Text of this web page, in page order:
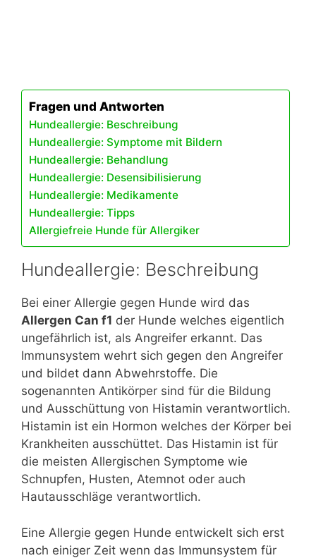
Fragen und Antworten
Hundeallergie: Beschreibung
Hundeallergie: Symptome mit Bildern
Hundeallergie: Behandlung
Hundeallergie: Desensibilisierung
Hundeallergie: Medikamente
Hundeallergie: Tipps
Allergiefreie Hunde für Allergiker
Hundeallergie: Beschreibung
Bei einer Allergie gegen Hunde wird das
Allergen Can f1 der Hunde welches eigentlich
ungefährlich ist, als Angreifer erkannt. Das
Immunsystem wehrt sich gegen den Angreifer
und bildet dann Abwehrstoffe. Die
sogenannten Antikörper sind für die Bildung
und Ausschüttung von Histamin verantwortlich.
Histamin ist ein Hormon welches der Körper bei
Krankheiten ausschüttet. Das Histamin ist für
die meisten Allergischen Symptome wie
Schnupfen, Husten, Atemnot oder auch
Hautausschläge verantwortlich.
Eine Allergie gegen Hunde entwickelt sich erst
nach einiger Zeit wenn das Immunsystem für